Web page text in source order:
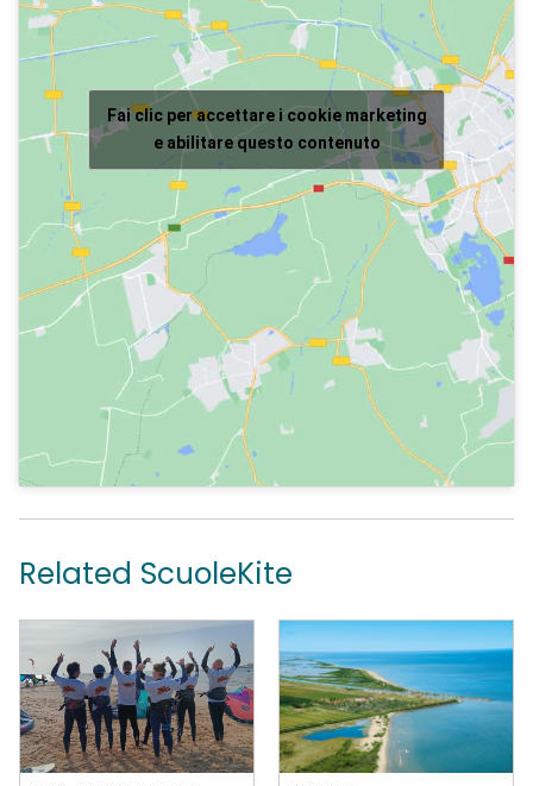
Fai clic per accettare i cookie marketing
e abilitare questo contenuto
Related ScuoleKite